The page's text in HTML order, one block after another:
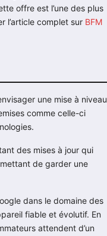
offre est l’une des plus
l’article complet sur BFM
une mise à niveau
comme celle-ci
des mises à jour qui
de garder une
dans le domaine des
fiable et évolutif. En
attendent d’un